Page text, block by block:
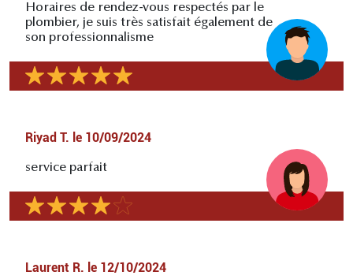
Horaires de rendez-vous respectés par le
plombier, je suis très satisfait également de
son professionnalisme
Riyad T. le 10/09/2024
service parfait
Laurent R. le 12/10/2024